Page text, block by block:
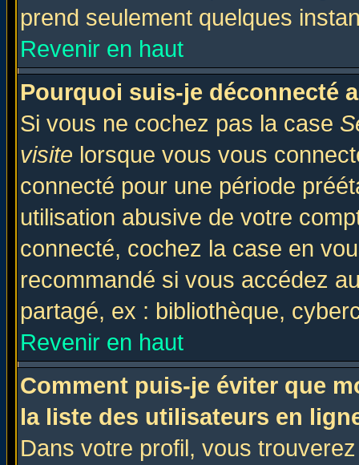
prend seulement quelques
Revenir en haut
Pourquoi suis-je déconnecté
Si vous ne cochez pas la case
visite lorsque vous vous
connecté pour une période
utilisation abusive de votre
connecté, cochez la case en
recommandé si vous accédez
partagé, ex : bibliothèque,
Revenir en haut
Comment puis-je éviter que
la liste des utilisateurs en
Dans votre profil, vous